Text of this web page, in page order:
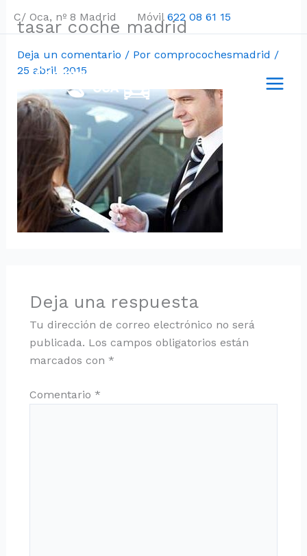
C/ Oca, nº 8 Madrid Móvil 622 08 61 15
tasar coche madrid
Deja un comentario / Por comprocochesmadrid /
25 abril, 2015
Deja una respuesta
Tu dirección de correo electrónico no será
publicada. Los campos obligatorios están
marcados con *
Comentario *